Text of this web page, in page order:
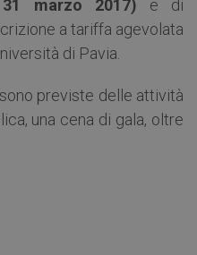
marzo 2017) e di
a tariffa agevolata
di Pavia.
previste delle attività
una cena di gala, oltre